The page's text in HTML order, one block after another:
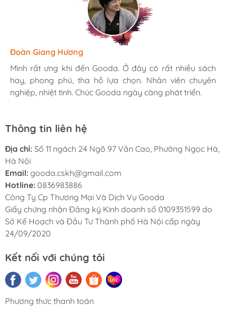
Hương Suri
Mình rất ưng khi đến Gooda. Ở đây có rất nhiều sách
hay, phong phú, tha hồ lựa chọn. Nhân viên chuyên
nghiệp, nhiệt tình. Chúc Gooda ngày càng phát triển.
Đoàn Giang Hương
Mình rất ưng khi đến Gooda. Ở đây có rất nhiều sách
hay, phong phú, tha hồ lựa chọn. Nhân viên chuyên
nghiệp, nhiệt tình. Chúc Gooda ngày càng phát triển.
Ngọc Anh
Mình rất ưng khi đến Gooda. Ở đây có rất nhiều sách
hay, phong phú, tha hồ lựa chọn. Nhân viên chuyên
nghiệp, nhiệt tình. Chúc Gooda ngày càng phát triển.
Thông tin liên hệ
Địa chỉ: Số 11 ngách 24 Ngõ 97 Văn Cao, Phường Ngọc Hà,
Hà Nội
Email: gooda.cskh@gmail.com
Hotline: 0836983886
Công Ty Cp Thương Mại Và Dịch Vụ Gooda
Giấy chứng nhận Đăng ký Kinh doanh số 0109351599 do
Sở Kế Hoạch và Đầu Tư Thành phố Hà Nội cấp ngày
24/09/2020
Kết nối với chúng tôi
Phương thức thanh toán